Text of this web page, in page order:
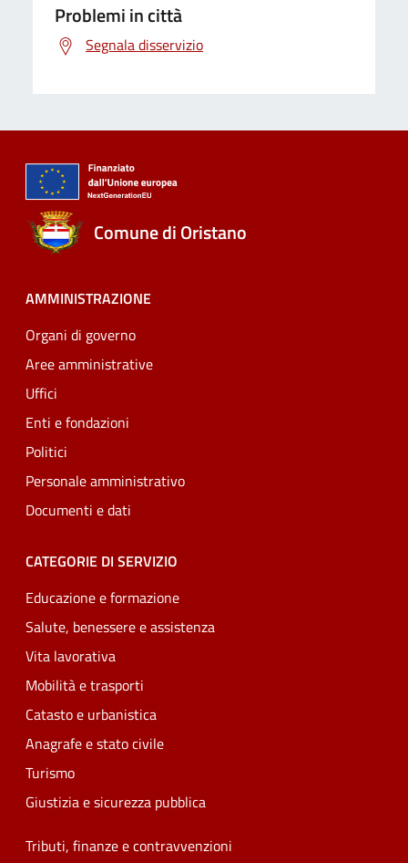
Problemi in città
Segnala disservizio
Comune di Oristano
AMMINISTRAZIONE
Organi di governo
Aree amministrative
Uffici
Enti e fondazioni
Politici
Personale amministrativo
Documenti e dati
CATEGORIE DI SERVIZIO
Educazione e formazione
Salute, benessere e assistenza
Vita lavorativa
Mobilità e trasporti
Catasto e urbanistica
Anagrafe e stato civile
Turismo
Giustizia e sicurezza pubblica
Tributi, finanze e contravvenzioni